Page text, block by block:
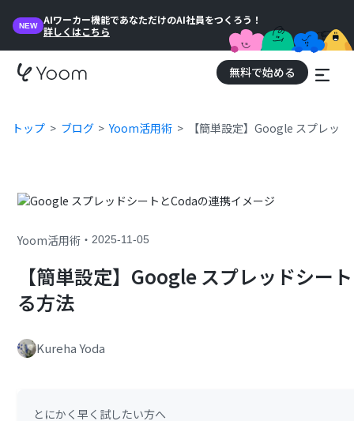
NEW
AIワーカー機能であなただけのAI社員をつくろう！
詳しくはこちら
無料で始める
トップ ブログ Yoom活用術 【簡単設定】Google スプレッ
Yoom活用術 ・2025-11-05
【簡単設定】Google スプレッドシー
る方法
Kureha Yoda
とにかく早く試したい方へ